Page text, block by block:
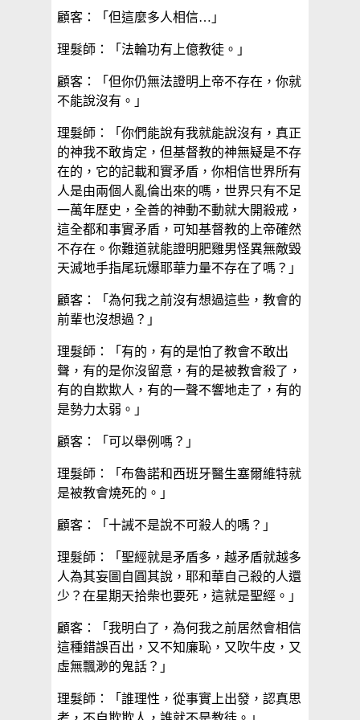
顧客：「但這麼多人相信…」
理髮師：「法輪功有上億教徒。」
顧客：「但你仍無法證明上帝不存在，你就
不能說沒有。」
理髮師：「你們能說有我就能說沒有，真正
的神我不敢肯定，但基督教的神無疑是不存
在的，它的記載和實矛盾，你相信世界所有
人是由兩個人亂倫出來的嗎，世界只有不足
一萬年歷史，全善的神動不動就大開殺戒，
這全都和事實矛盾，可知基督教的上帝確然
不存在。你難道就能證明肥雞男怪異無敵毀
天滅地手指尾玩爆耶華力量不存在了嗎？」
顧客：「為何我之前沒有想過這些，教會的
前輩也沒想過？」
理髮師：「有的，有的是怕了教會不敢出
聲，有的是你沒留意，有的是被教會殺了，
有的自欺欺人，有的一聲不響地走了，有的
是勢力太弱。」
顧客：「可以舉例嗎？」
理髮師：「布魯諾和西班牙醫生塞爾維特就
是被教會燒死的。」
顧客：「十誡不是說不可殺人的嗎？」
理髮師：「聖經就是矛盾多，越矛盾就越多
人為其妄圖自圓其說，耶和華自己殺的人還
少？在星期天拾柴也要死，這就是聖經。」
顧客：「我明白了，為何我之前居然會相信
這種錯誤百出，又不知廉恥，又吹牛皮，又
虛無飄渺的鬼話？」
理髮師：「誰理性，從事實上出發，認真思